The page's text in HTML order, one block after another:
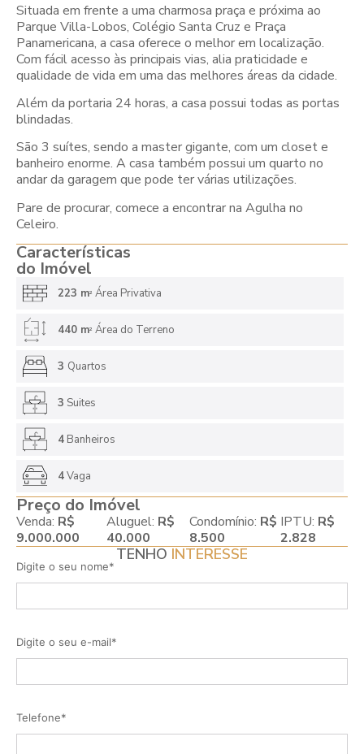
Situada em frente a uma charmosa praça e próxima ao
Parque Villa-Lobos, Colégio Santa Cruz e Praça
Panamericana, a casa oferece o melhor em localização.
Com fácil acesso às principais vias, alia praticidade e
qualidade de vida em uma das melhores áreas da cidade.
Além da portaria 24 horas, a casa possui todas as portas
blindadas.
São 3 suítes, sendo a master gigante, com um closet e
banheiro enorme. A casa também possui um quarto no
andar da garagem que pode ter várias utilizações.
Pare de procurar, comece a encontrar na Agulha no
Celeiro.
Características
do Imóvel
223 m2 Área Privativa
440 m2 Área do Terreno
3 Quartos
3 Suites
4Banheiros
4Vaga
Preço do Imóvel
Venda: R$
9.000.000
Aluguel: R$
40.000
Condomínio: R$
8.500
IPTU: R$
2.828
TENHO INTERESSE
Digite o seu nome*
Digite o seu e-mail*
Telefone*